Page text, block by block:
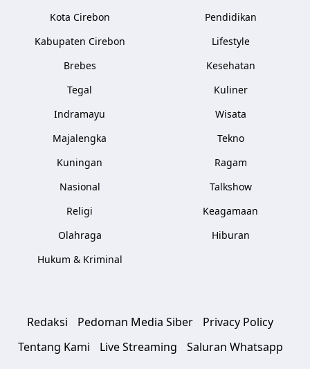
Kota Cirebon
Kabupaten Cirebon
Brebes
Tegal
Indramayu
Majalengka
Kuningan
Nasional
Religi
Olahraga
Hukum & Kriminal
Pendidikan
Lifestyle
Kesehatan
Kuliner
Wisata
Tekno
Ragam
Talkshow
Keagamaan
Hiburan
Redaksi Pedoman Media Siber
Privacy Policy
Tentang Kami
Live Streaming Saluran Whatsapp